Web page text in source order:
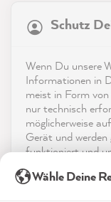
Service
Kontakt
App
Auszeichnungen
Schutz
Wenn Du unsere
Informationen in
meist in Form
nur technisch
möglicherweise
Gerät und
funktioniert und
der Webseite für
Wähle Deine